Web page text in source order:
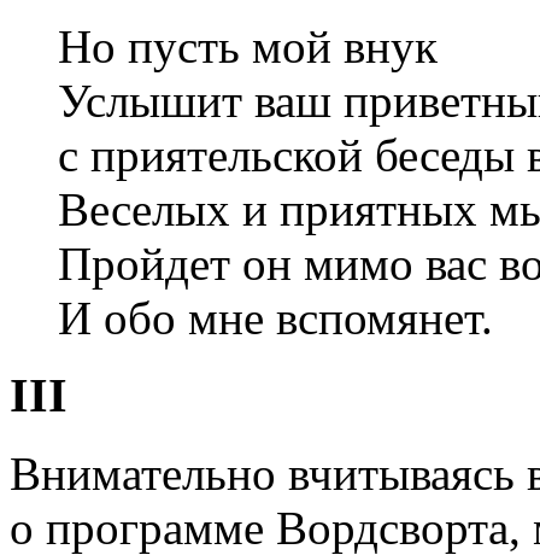
Но пусть мой внук
Услышит ваш
с приятельской беседы
Веселых и приятных
Пройдет он мимо вас
И обо мне вспомянет.
III
Внимательно
о программе